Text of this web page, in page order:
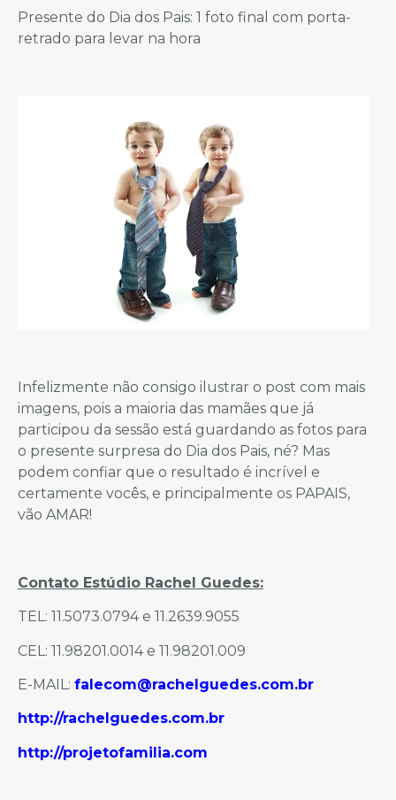
Presente do Dia dos Pais: 1 foto final com porta-
retrado para levar na hora
Infelizmente não consigo ilustrar o post com mais
imagens, pois a maioria das mamães que já
participou da sessão está guardando as fotos para
o presente surpresa do Dia dos Pais, né? Mas
podem confiar que o resultado é incrível e
certamente vocês, e principalmente os PAPAIS,
vão AMAR!
Contato Estúdio Rachel Guedes:
TEL: 11.5073.0794 e 11.2639.9055
CEL: 11.98201.0014 e 11.98201.009
E-MAIL: falecom@rachelguedes.com.br
http://rachelguedes.com.br
http://projetofamilia.com